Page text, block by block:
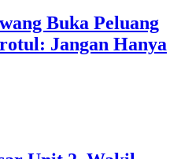
Buka Peluang
Jangan Hanya